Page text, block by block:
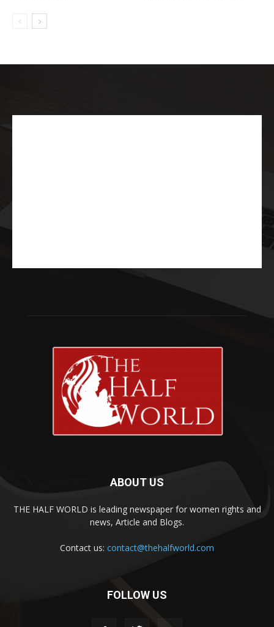
ABOUT US
THE HALF WORLD is leading newspaper for women rights and
news, Article and Blogs.
Contact us: contact@thehalfworld.com
FOLLOW US